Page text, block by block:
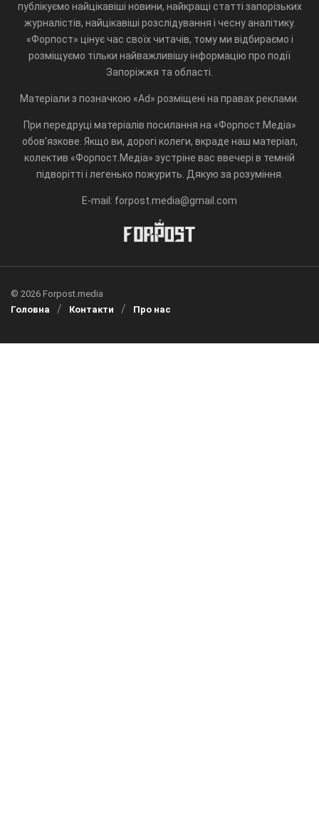
публікуємо найцікавіші новини, найкращі статті запорізьких
журналістів, найцікавіші розслідування і чесну аналітику.
«Форпост» цінує час своїх читачів, тому ми відбираємо і
розміщуємо тільки найважливішу інформацію про події
Запоріжжя та області.
Матеріали з позначкою «Ad» розміщені на правах реклами.
При передруці матеріалів посилання на «Форпост.Медіа»
обов'язкове. Якщо ви, дорогі колеги, вкраде наш матеріал,
колектив «Форпост.Медіа» зустріне вас ввечері в темній
підворітті і легенько пожурить. Дякую за розуміння.
E-mail: forpost.media@gmail.com
© 2026 Forpost.media
Головна
Контакти Про нас